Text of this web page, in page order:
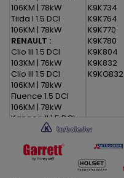
106KM | 78kW
Tiida I 1.5 DCI
106KM | 78kW
RENAULT :
Clio III 1.5 DCI
103KM | 76kW
Clio III 1.5 DCI
106KM | 78kW
Fluence 1.5 DCI
106KM | 78kW
Kangoo II 1.5 DCI
106KM | 78kW
110KM | 81kW
Megane II 1.5 DCI
K9K734
K9K764
K9K770
K9K780
K9K804
K9K832
K9KG832